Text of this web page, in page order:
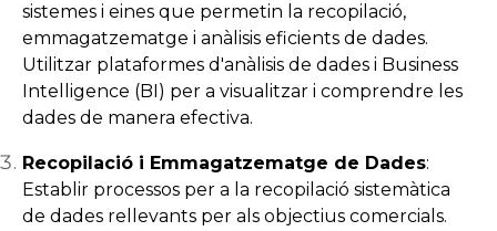
sistemes i eines que permetin la recopilació,
emmagatzematge i anàlisis eficients de dades.
Utilitzar plataformes d'anàlisis de dades i Business
Intelligence (BI) per a visualitzar i comprendre les
dades de manera efectiva.
Recopilació i Emmagatzematge de Dades:
Establir processos per a la recopilació sistemàtica
de dades rellevants per als objectius comercials.